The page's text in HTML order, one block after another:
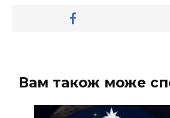
Вам також може